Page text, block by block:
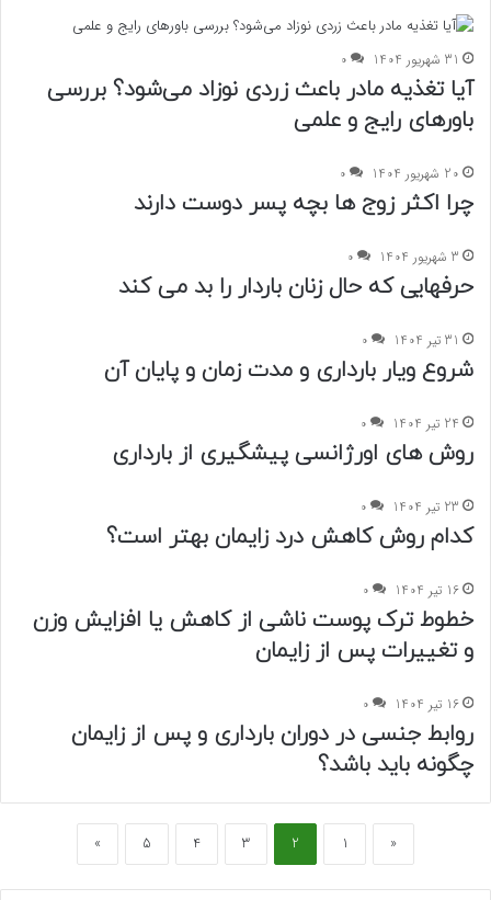
31 شهریور 1404 0
آیا تغذیه مادر باعث زردی نوزاد می‌شود؟ بررسی
باورهای رایج و علمی
20 شهریور 1404 0
چرا اکثر زوج ها بچه پسر دوست دارند
3 شهریور 1404 0
حرفهایی که حال زنان باردار را بد می کند
31 تیر 1404 0
شروع ویار بارداری و مدت زمان و پایان آن
24 تیر 1404 0
روش های اورژانسی پیشگیری از بارداری
23 تیر 1404 0
کدام روش‌ کاهش درد زایمان بهتر است؟
16 تیر 1404 0
خطوط ترک پوست ناشی از کاهش یا افزایش وزن
و تغییرات پس از زایمان
16 تیر 1404 0
روابط جنسی در دوران بارداری و پس از زایمان
چگونه باید باشد؟
«
1
2
3
4
5
»